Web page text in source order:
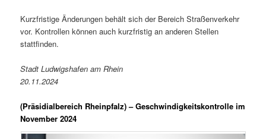
Kurzfristige Änderungen behält sich der Bereich Straßenverkehr
vor. Kontrollen können auch kurzfristig an anderen Stellen
stattfinden.
Stadt Ludwigshafen am Rhein
20.11.2024
(Präsidialbereich Rheinpfalz)– Geschwindigkeitskontrolle im
November 2024